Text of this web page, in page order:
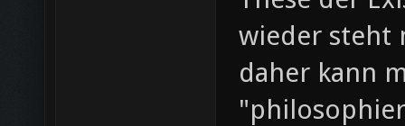
wieder steht
daher kann